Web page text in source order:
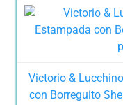
Victorio &
con Borreguito